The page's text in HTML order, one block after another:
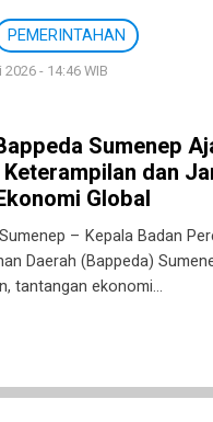
PEMERINTAHAN
- 14:46 WIB
Sumenep
dan
Global
– Kepala Badan
Daerah (Bappeda)
tantangan ekonomi…